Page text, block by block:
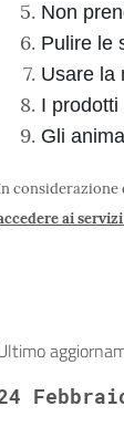
Non
Pulire le
Usare la
I
Gli
considerazione
ai